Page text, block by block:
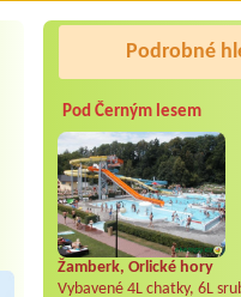
Podrobné
Pod Černým lesem
Žamberk, Orlické hory
Vybavené 4L chatky, 6L